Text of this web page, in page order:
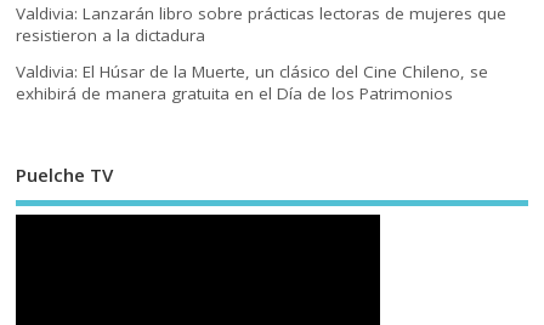
Valdivia: Lanzarán libro sobre prácticas lectoras de mujeres que
resistieron a la dictadura
Valdivia: El Húsar de la Muerte, un clásico del Cine Chileno, se
exhibirá de manera gratuita en el Día de los Patrimonios
Puelche TV